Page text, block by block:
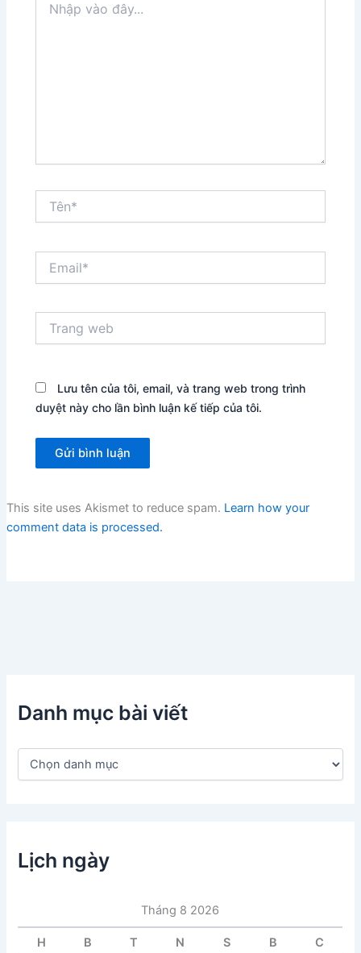
vào
web
Lưu tên của tôi, email, và trang web trong trình
duyệt này cho lần bình luận kế tiếp của tôi.
This site uses Akismet to reduce spam. Learn how your
comment data is processed.
Danh mục bài viết
D
c
b
i
Lịch ngày
Tháng 8 2026
H B T N S B C